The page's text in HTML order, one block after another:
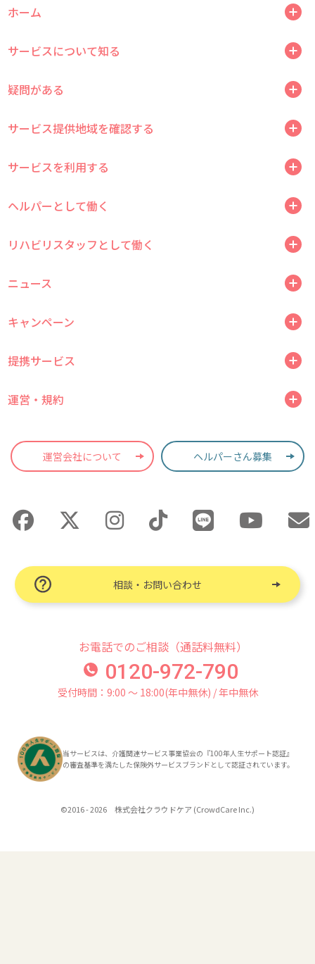
ホーム
サービスについて知る
疑問がある
サービス提供地域を確認する
サービスを利用する
ヘルパーとして働く
リハビリスタッフとして働く
ニュース
キャンペーン
提携サービス
運営・規約
運営会社について ヘルパーさん募集
相談・お問い合わせ
お電話でのご相談（通話料無料）
0120-972-790
受付時間：9:00 〜 18:00(年中無休) / 年中無休
当サービスは、介護関連サービス事業協会の『100年人生サポート認証』
の審査基準を満たした保険外サービスブランドとして認証されています。
©2016 - 2026 株式会社クラウドケア (CrowdCare Inc.)